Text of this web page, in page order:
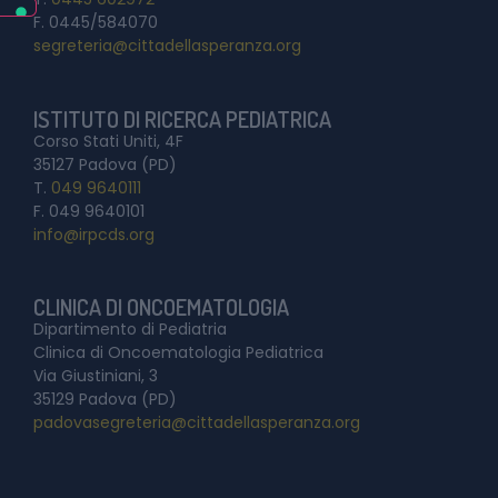
F. 0445/584070
segreteria@cittadellasperanza.org
ISTITUTO DI RICERCA PEDIATRICA
Corso Stati Uniti, 4F
35127 Padova (PD)
T. 049 9640111
F. 049 9640101
info@irpcds.org
CLINICA DI ONCOEMATOLOGIA
Dipartimento di Pediatria
Clinica di Oncoematologia Pediatrica
Via Giustiniani, 3
35129 Padova (PD)
padovasegreteria@cittadellasperanza.org